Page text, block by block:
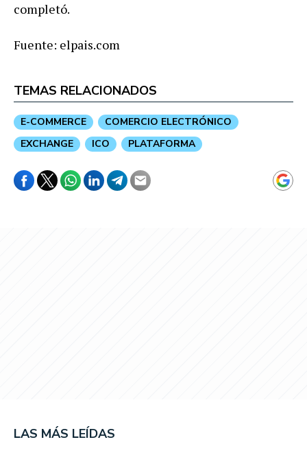
completó.
Fuente: elpais.com
TEMAS RELACIONADOS
E-COMMERCE
COMERCIO ELECTRÓNICO
EXCHANGE
ICO PLATAFORMA
LAS MÁS LEÍDAS